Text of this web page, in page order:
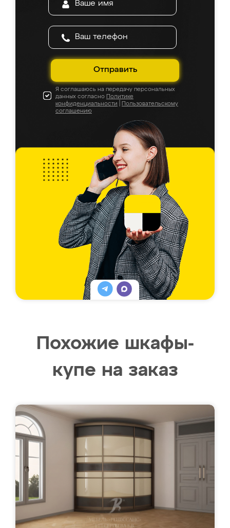
Отправить
Я соглашаюсь на передачу персональных
данных согласно Политике
конфиденциальности
Пользовательскому
соглашению
Похожие шкафы-
купе на заказ